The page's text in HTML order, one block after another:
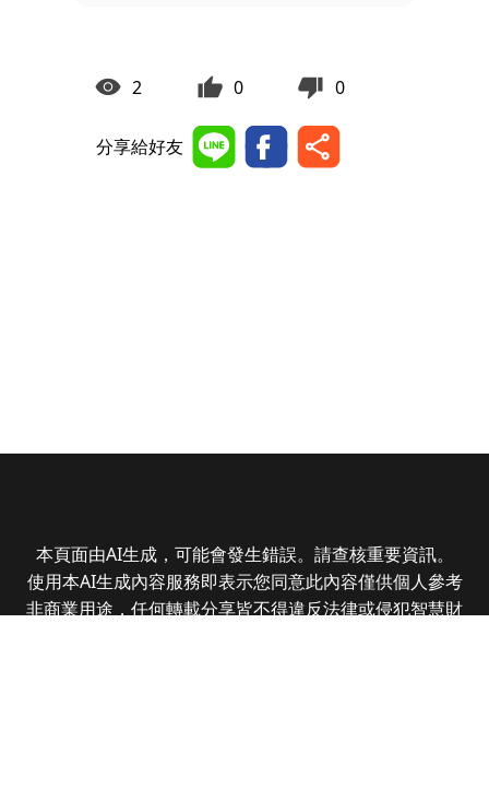
2 0 0
分享給好友
本頁面由AI生成，可能會發生錯誤。請查核重要資訊。
使用本AI生成內容服務即表示您同意此內容僅供個人參考
非商業用途，任何轉載分享皆不得違反法律或侵犯智慧財